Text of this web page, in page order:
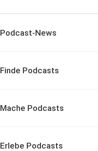
Podcast-News
Finde Podcasts
Mache Podcasts
Erlebe Podcasts